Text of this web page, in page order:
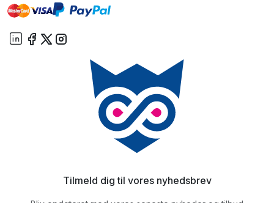
mastervisa paypal
Tilmeld dig til vores nyhedsbrev